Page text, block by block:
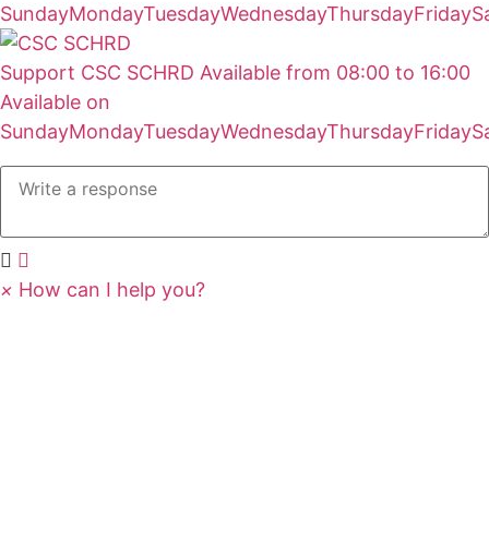
SundayMondayTuesdayWednesdayThursdayFriday
Support CSC SCHRD Available from 08:00 to 16:00
Available on
SundayMondayTuesdayWednesdayThursdayFriday
× How can I help you?